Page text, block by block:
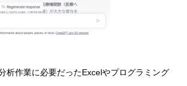
析作業に必要だったExcelやプログラミング